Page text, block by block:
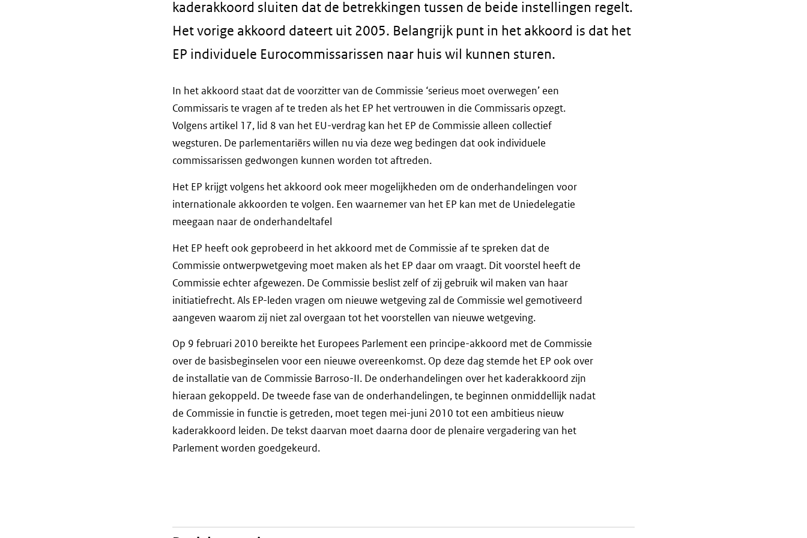
kaderakkoord sluiten dat de betrekkingen tussen de beide instellingen regelt.
Het vorige akkoord dateert uit 2005. Belangrijk punt in het akkoord is dat het
EP individuele Eurocommissarissen naar huis wil kunnen sturen.
In het akkoord staat dat de voorzitter van de Commissie ‘serieus moet overwegen’ een
Commissaris te vragen af te treden als het EP het vertrouwen in die Commissaris opzegt.
Volgens artikel 17, lid 8 van het EU-verdrag kan het EP de Commissie alleen collectief
wegsturen. De parlementariërs willen nu via deze weg bedingen dat ook individuele
commissarissen gedwongen kunnen worden tot aftreden.
Het EP krijgt volgens het akkoord ook meer mogelijkheden om de onderhandelingen voor
internationale akkoorden te volgen. Een waarnemer van het EP kan met de Uniedelegatie
meegaan naar de onderhandeltafel
Het EP heeft ook geprobeerd in het akkoord met de Commissie af te spreken dat de
Commissie ontwerpwetgeving moet maken als het EP daar om vraagt. Dit voorstel heeft de
Commissie echter afgewezen. De Commissie beslist zelf of zij gebruik wil maken van haar
initiatiefrecht. Als EP-leden vragen om nieuwe wetgeving zal de Commissie wel gemotiveerd
aangeven waarom zij niet zal overgaan tot het voorstellen van nieuwe wetgeving.
Op 9 februari 2010 bereikte het Europees Parlement een principe-akkoord met de Commissie
over de basisbeginselen voor een nieuwe overeenkomst. Op deze dag stemde het EP ook over
de installatie van de Commissie Barroso-II. De onderhandelingen over het kaderakkoord zijn
hieraan gekoppeld. De tweede fase van de onderhandelingen, te beginnen onmiddellijk nadat
de Commissie in functie is getreden, moet tegen mei-juni 2010 tot een ambitieus nieuw
kaderakkoord leiden. De tekst daarvan moet daarna door de plenaire vergadering van het
Parlement worden goedgekeurd.